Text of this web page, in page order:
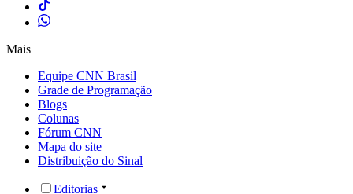
Mais
Equipe CNN Brasil
Grade de Programação
Blogs
Colunas
Fórum CNN
Mapa do site
Distribuição do Sinal
Editorias